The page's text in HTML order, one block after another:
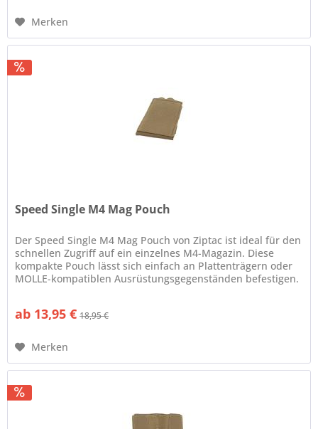
Merken
Speed Single M4 Mag Pouch
Der Speed Single M4 Mag Pouch von Ziptac ist ideal für den
schnellen Zugriff auf ein einzelnes M4-Magazin. Diese
kompakte Pouch lässt sich einfach an Plattenträgern oder
MOLLE-kompatiblen Ausrüstungsgegenständen befestigen.
ab 13,95 € 18,95 €
Merken